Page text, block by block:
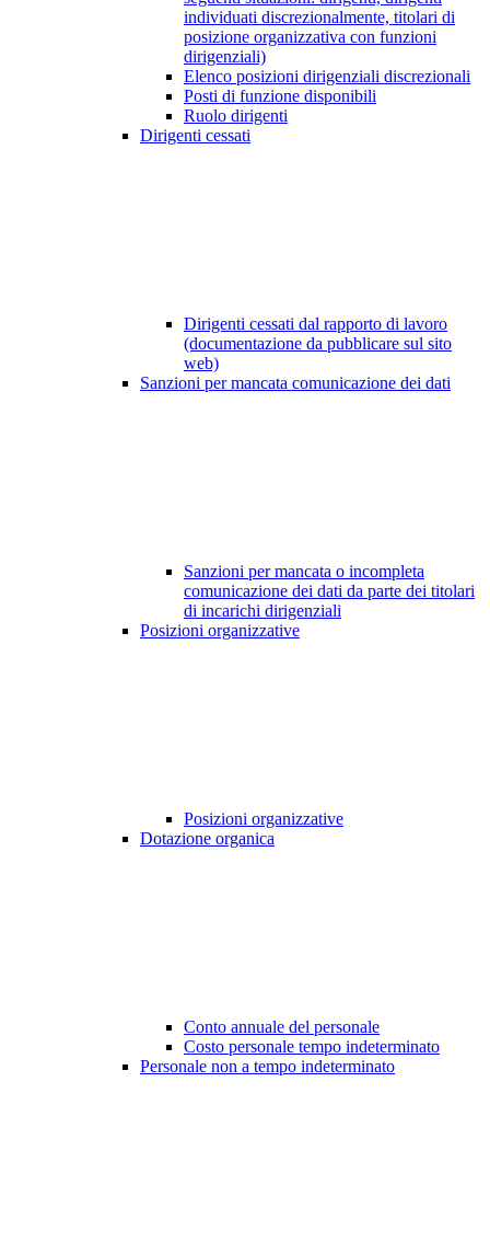
individuati discrezionalmente, titolari di
posizione organizzativa con funzioni
dirigenziali)
Elenco posizioni dirigenziali discrezionali
Posti di funzione disponibili
Ruolo dirigenti
Dirigenti cessati
Dirigenti cessati dal rapporto di lavoro
(documentazione da pubblicare sul sito
web)
Sanzioni per mancata comunicazione dei dati
Sanzioni per mancata o incompleta
comunicazione dei dati da parte dei titolari
di incarichi dirigenziali
Posizioni organizzative
Posizioni organizzative
Dotazione organica
Conto annuale del personale
Costo personale tempo indeterminato
Personale non a tempo indeterminato